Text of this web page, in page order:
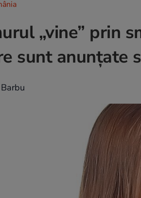
„vine” prin
sunt anunţate